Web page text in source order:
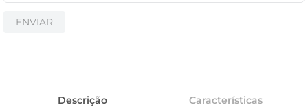
ENVIAR
Descrição Características